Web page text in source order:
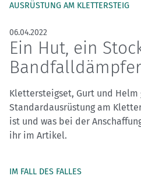
AUSRÜSTUNG AM KLETTERSTEIG
06.04.2022
Ein Hut, ein
Bandfalldämpfer
Klettersteigset, Gurt und Helm
Standardausrüstung am
ist und was bei der
ihr im Artikel.
IM FALL DES FALLES